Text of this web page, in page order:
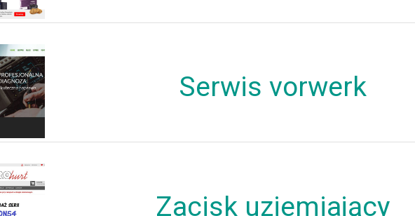
Serwis vorwerk
Zacisk uziemiający